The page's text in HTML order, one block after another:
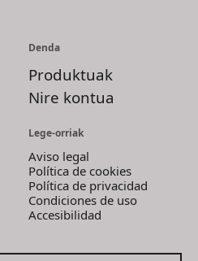
Denda
Produktuak
Nire kontua
Lege-orriak
Aviso legal
Política de cookies
Política de privacidad
Condiciones de uso
Accesibilidad